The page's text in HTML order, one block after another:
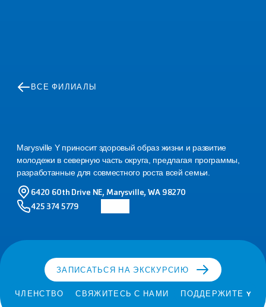
ВСЕ ФИЛИАЛЫ
Мэрисвилле
Marysville Y приносит здоровый образ жизни и развитие
молодежи в северную часть округа, предлагая программы,
разработанные для совместного роста всей семьи.
6420 60th Drive NE, Marysville, WA 98270
425 374 5779
ЧЛЕНСТВО СВЯЖИТЕСЬ С НАМИ ПОДДЕРЖИТЕ Y
ЗАПИСАТЬСЯ НА ЭКСКУРСИЮ